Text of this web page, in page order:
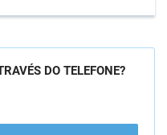
DO TELEFONE?